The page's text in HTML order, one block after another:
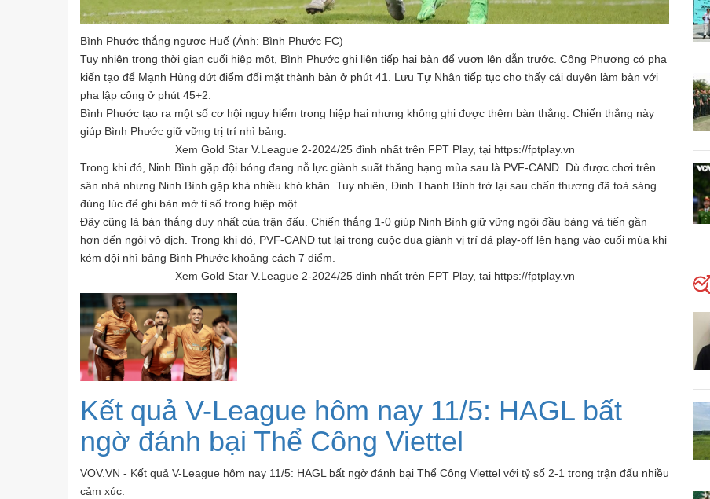
Bình Phước thắng ngược Huế (Ảnh: Bình Phước FC)
Tuy nhiên trong thời gian cuối hiệp một, Bình Phước ghi liên tiếp hai bàn để vươn lên dẫn trước. Công Phượng có pha
kiến tạo để Mạnh Hùng dứt điểm đối mặt thành bàn ở phút 41. Lưu Tự Nhân tiếp tục cho thấy cái duyên làm bàn với
pha lập công ở phút 45+2.
Bình Phước tạo ra một số cơ hội nguy hiểm trong hiệp hai nhưng không ghi được thêm bàn thắng. Chiến thắng này
giúp Bình Phước giữ vững trị trí nhì bảng.
Xem Gold Star V.League 2-2024/25 đỉnh nhất trên FPT Play, tại https://fptplay.vn
Trong khi đó, Ninh Bình gặp đội bóng đang nỗ lực giành suất thăng hạng mùa sau là PVF-CAND. Dù được chơi trên
sân nhà nhưng Ninh Bình gặp khá nhiều khó khăn. Tuy nhiên, Đinh Thanh Bình trở lại sau chấn thương đã toả sáng
đúng lúc để ghi bàn mở tỉ số trong hiệp một.
Đây cũng là bàn thắng duy nhất của trận đấu. Chiến thắng 1-0 giúp Ninh Bình giữ vững ngôi đầu bảng và tiến gần
hơn đến ngôi vô địch. Trong khi đó, PVF-CAND tụt lại trong cuộc đua giành vị trí đá play-off lên hạng vào cuối mùa khi
kém đội nhì bảng Bình Phước khoảng cách 7 điểm.
Xem Gold Star V.League 2-2024/25 đỉnh nhất trên FPT Play, tại https://fptplay.vn
Kết quả V-League hôm nay 11/5: HAGL bất
ngờ đánh bại Thể Công Viettel
VOV.VN - Kết quả V-League hôm nay 11/5: HAGL bất ngờ đánh bại Thể Công Viettel với tỷ số 2-1 trong trận đấu nhiều
cảm xúc.